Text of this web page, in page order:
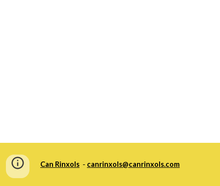
Can Rinxols
  -
canrinxols@canrinxols.com